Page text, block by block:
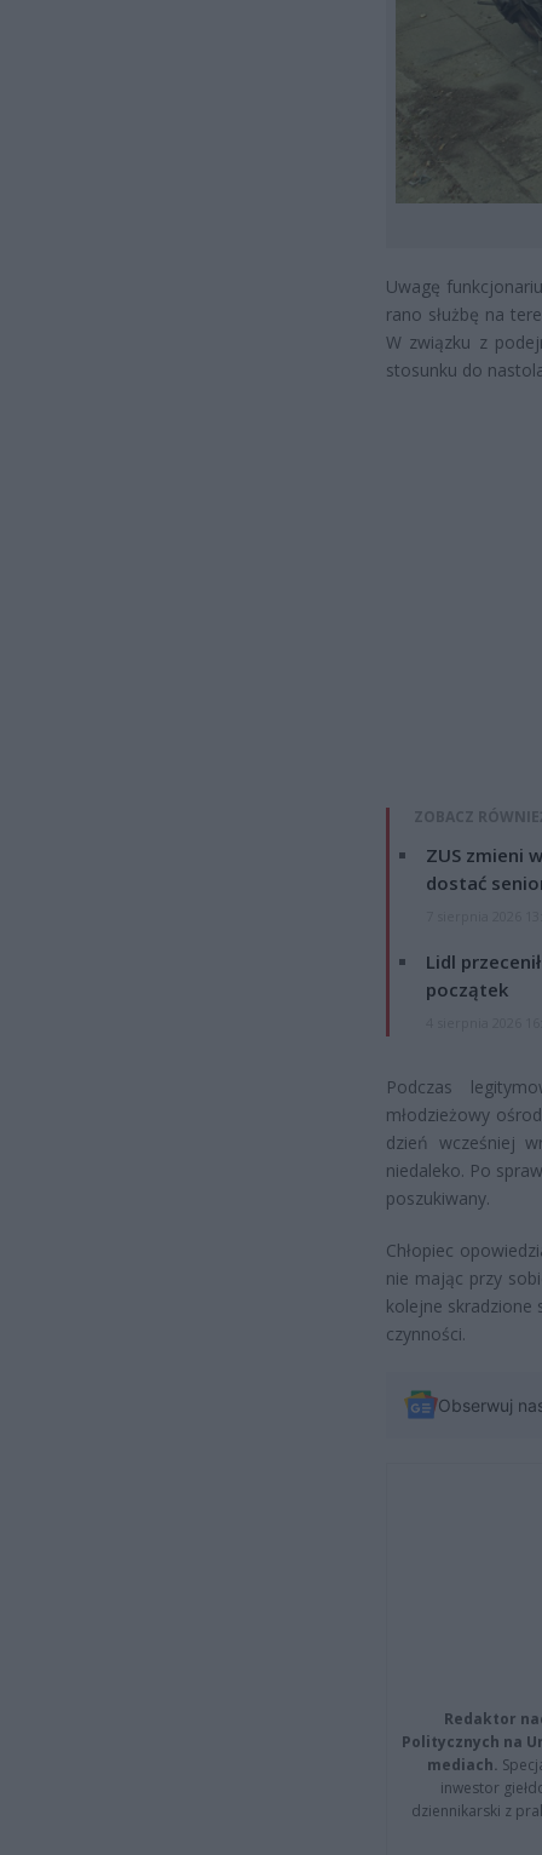
Uwagę
rano służbę na
W związku z
stosunku do
ZOBACZ
ZUS zmieni
dostać
Lidl
początek
Podczas
młodzieżowy
dzień wcześniej
niedaleko. Po
poszukiwany.
Chłopiec
nie mając przy
kolejne skradzione
czynności.
Obserwuj
Redaktor
Politycznych na
mediach.
inwestor
dziennikarski z